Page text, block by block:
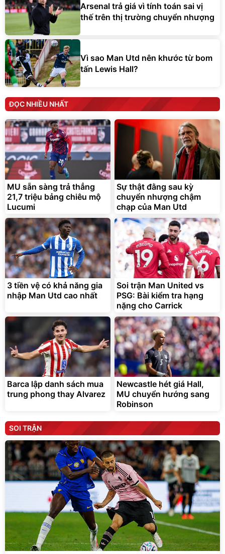
Arsenal trả giá vì tính toán sai vị
thế trên thị trường chuyển nhượng
Vì sao Man Utd nên khước từ bom
tấn Lewis Hall?
ĐỌC NHIỀU NHẤT
MU sẵn sàng trả thẳng
21,7 triệu bảng chiêu mộ
Lucumi
Sự thật đằng sau kỳ
chuyển nhượng chậm
chạp của Man Utd
3 tiền vệ có khả năng gia
nhập Man Utd cao nhất
Soi trận Man United vs
PSG: Bài kiểm tra hạng
nặng cho Carrick
Barca lập danh sách mua
trung phong thay Alvarez
Newcastle hét giá Hall,
MU chuyển hướng sang
Robinson
SOI TRẬN